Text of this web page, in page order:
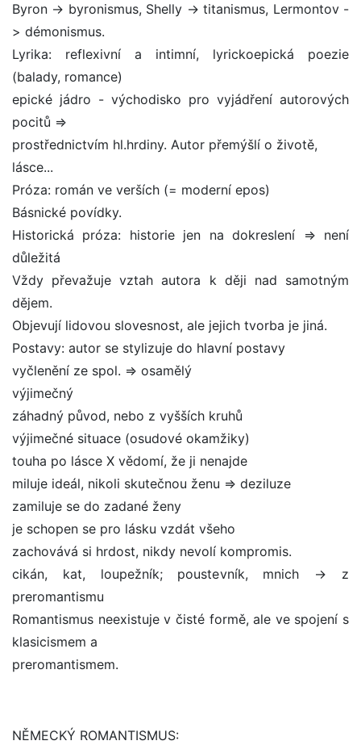
Byron -> byronismus, Shelly -> titanismus, Lermontov -
> démonismus.
Lyrika: reflexivní a intimní, lyrickoepická poezie
(balady, romance)
epické jádro - východisko pro vyjádření autorových
pocitů =>
prostřednictvím hl.hrdiny. Autor přemýšlí o životě,
lásce...
Próza: román ve verších (= moderní epos)
Básnické povídky.
Historická próza: historie jen na dokreslení => není
důležitá
Vždy převažuje vztah autora k ději nad samotným
dějem.
Objevují lidovou slovesnost, ale jejich tvorba je jiná.
Postavy: autor se stylizuje do hlavní postavy
vyčlenění ze spol. => osamělý
výjimečný
záhadný původ, nebo z vyšších kruhů
výjimečné situace (osudové okamžiky)
touha po lásce X vědomí, že ji nenajde
miluje ideál, nikoli skutečnou ženu => deziluze
zamiluje se do zadané ženy
je schopen se pro lásku vzdát všeho
zachovává si hrdost, nikdy nevolí kompromis.
cikán, kat, loupežník; poustevník, mnich -> z
preromantismu
Romantismus neexistuje v čisté formě, ale ve spojení s
klasicismem a
preromantismem.
NĚMECKÝ ROMANTISMUS: